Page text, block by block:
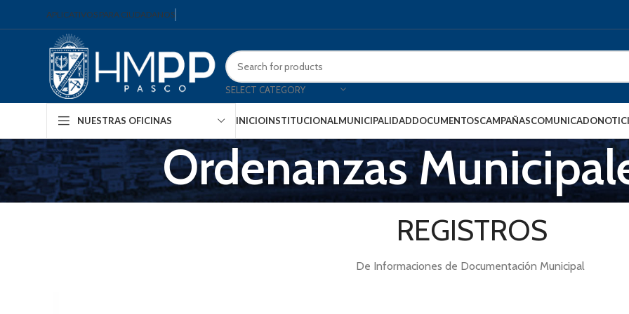
APLICATIVOS PARA CIUDADANOS
SELECT CATEGORY
NUESTRAS OFICINAS INICIOINSTITUCIONALMUNICIPALIDADDOCUMENTOSCAMPAÑASCOMUNICADO
Ordenanzas
REGISTROS
De Informaciones de Documentación Municipal